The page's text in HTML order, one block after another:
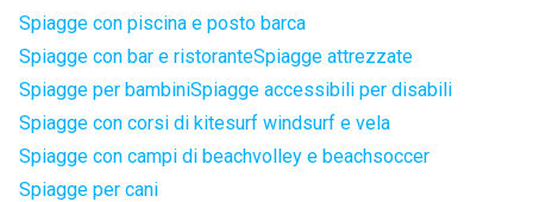
Spiagge con piscina e posto barca
Spiagge con bar e ristoranteSpiagge attrezzate
Spiagge per bambiniSpiagge accessibili per disabili
Spiagge con corsi di kitesurf windsurf e vela
Spiagge con campi di beachvolley e beachsoccer
Spiagge per cani